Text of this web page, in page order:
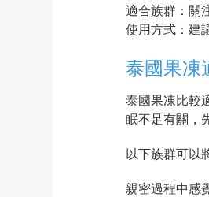
適合族群：關
使用方式：建
泰國果凍
泰國果凍比較
眠不足有關，
以下族群可以
親密過程中感